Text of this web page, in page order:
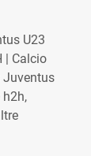
U23
| Calcio
Juventus